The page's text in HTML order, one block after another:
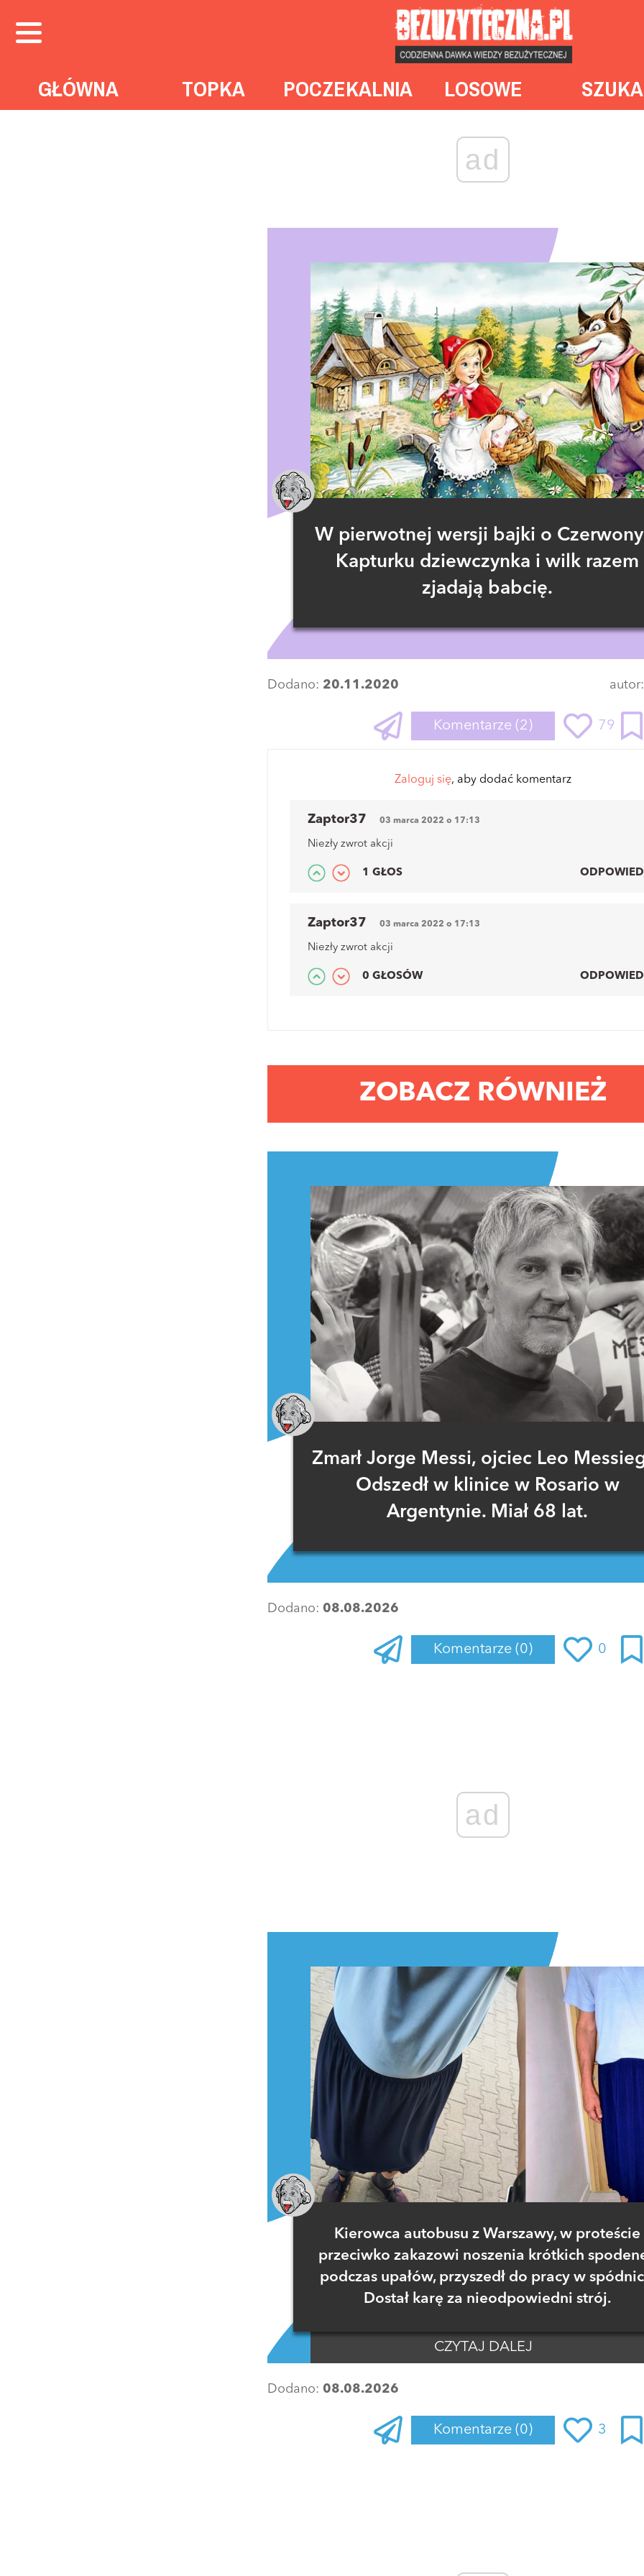
GŁÓWNA TOPKA POCZEKALNIA LOSOWE
ad
W pierwotnej wersji bajki o
Kapturku dziewczynka i wilk razem
zjadają babcię.
Dodano: 20.11.2020
Komentarze (2) 79
Zaloguj się, aby dodać komentarz
Zaptor37 03 marca 2022 o 17:13
Niezły zwrot akcji
1 GŁOS
Zaptor37 03 marca 2022 o 17:13
Niezły zwrot akcji
0 GŁOSÓW
ZOBACZ RÓWNIEŻ
Zmarł Jorge Messi, ojciec Leo
Odszedł w klinice w Rosario w
Argentynie. Miał 68 lat.
Dodano: 08.08.2026
Komentarze (0) 0
ad
Kierowca autobusu z Warszawy, w proteście
przeciwko zakazowi noszenia krótkich
podczas upałów, przyszedł do pracy w
Dostał karę za nieodpowiedni strój.
CZYTAJ DALEJ
Dodano: 08.08.2026
Komentarze (0) 3